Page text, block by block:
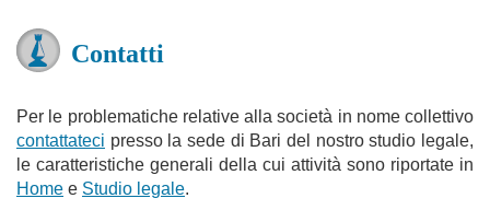
Contatti
Per le problematiche relative alla società in nome collettivo
contattateci presso la sede di Bari del nostro studio legale,
le caratteristiche generali della cui attività sono riportate in
Home e Studio legale.